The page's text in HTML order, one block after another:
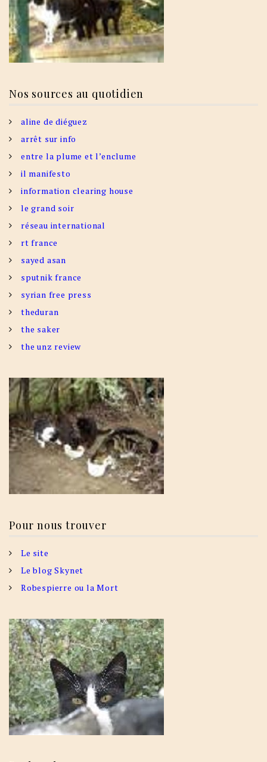
Nos sources au quotidien
aline de diéguez
arrêt sur info
entre la plume et l’enclume
il manifesto
information clearing house
le grand soir
réseau international
rt france
sayed asan
sputnik france
syrian free press
theduran
the saker
the unz review
Pour nous trouver
Le site
Le blog Skynet
Robespierre ou la Mort